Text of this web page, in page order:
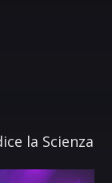
la Scienza